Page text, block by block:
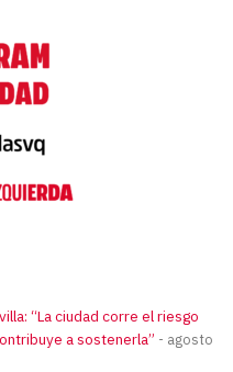
“La ciudad corre el riesgo
a sostenerla”
agosto